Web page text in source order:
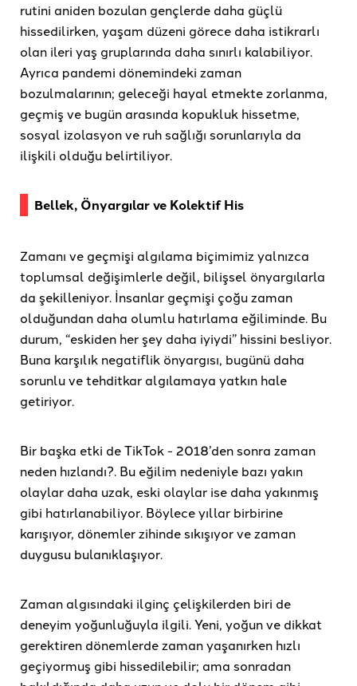
rutini aniden bozulan gençlerde daha güçlü
hissedilirken, yaşam düzeni görece daha istikrarlı
olan ileri yaş gruplarında daha sınırlı kalabiliyor.
Ayrıca pandemi dönemindeki zaman
bozulmalarının; geleceği hayal etmekte zorlanma,
geçmiş ve bugün arasında kopukluk hissetme,
sosyal izolasyon ve ruh sağlığı sorunlarıyla da
ilişkili olduğu belirtiliyor.
Bellek, Önyargılar ve Kolektif His
Zamanı ve geçmişi algılama biçimimiz yalnızca
toplumsal değişimlerle değil, bilişsel önyargılarla
da şekilleniyor. İnsanlar geçmişi çoğu zaman
olduğundan daha olumlu hatırlama eğiliminde. Bu
durum, “eskiden her şey daha iyiydi” hissini besliyor.
Buna karşılık negatiflik önyargısı, bugünü daha
sorunlu ve tehditkar algılamaya yatkın hale
getiriyor.
Bir başka etki de TikTok - 2018’den sonra zaman
neden hızlandı?. Bu eğilim nedeniyle bazı yakın
olaylar daha uzak, eski olaylar ise daha yakınmış
gibi hatırlanabiliyor. Böylece yıllar birbirine
karışıyor, dönemler zihinde sıkışıyor ve zaman
duygusu bulanıklaşıyor.
Zaman algısındaki ilginç çelişkilerden biri de
deneyim yoğunluğuyla ilgili. Yeni, yoğun ve dikkat
gerektiren dönemlerde zaman yaşanırken hızlı
geçiyormuş gibi hissedilebilir; ama sonradan